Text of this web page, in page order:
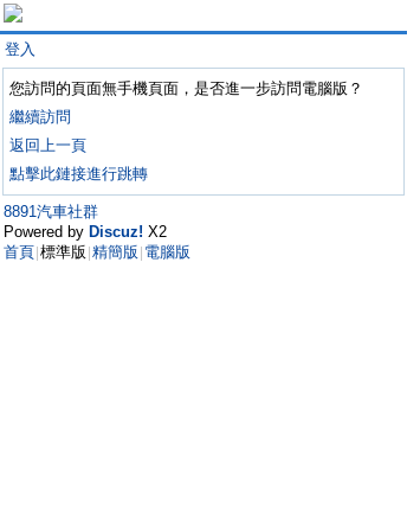
登入
您訪問的頁面無手機頁面，是否進一步訪問電腦版？
繼續訪問
返回上一頁
點擊此鏈接進行跳轉
8891汽車社群
Powered by Discuz! X2
首頁 標準版 精簡版 電腦版